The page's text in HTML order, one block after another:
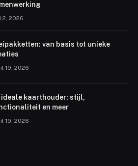
2, 2026
van basis tot unieke
19, 2026
ideale kaarthouder: stijl,
en meer
19, 2026